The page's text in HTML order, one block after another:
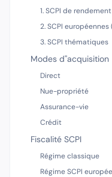
1. SCPI de
2. SCPI
3. SCPI thématiques
Modes d''acquisition
Direct
Nue-propriété
Assurance-vie
Crédit
Fiscalité SCPI
Régime classique
Régime SCPI